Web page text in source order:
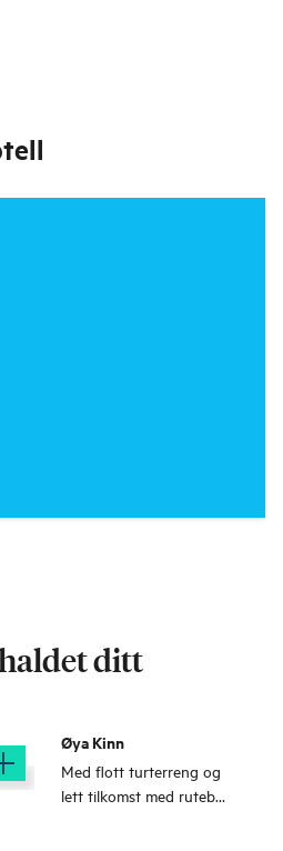
ditt
Øya Kinn
Med flott turterreng og
lett tilkomst med rutebåt